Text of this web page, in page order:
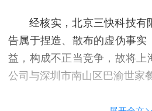
经核实，北京三快科技有
告属于捏造、散布的虚伪事实
益，构成不正当竞争，故将上
公司与深圳市南山区巴渝世家